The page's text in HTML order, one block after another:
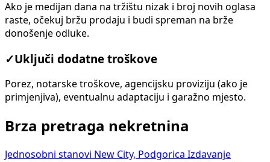
Ako je medijan dana na tržištu nizak i broj novih oglasa
raste, očekuj bržu prodaju i budi spreman na brže
donošenje odluke.
✓Uključi dodatne troškove
Porez, notarske troškove, agencijsku proviziju (ako je
primjenjiva), eventualnu adaptaciju i garažno mjesto.
Brza pretraga nekretnina
Jednosobni stanovi New City, Podgorica Izdavanje